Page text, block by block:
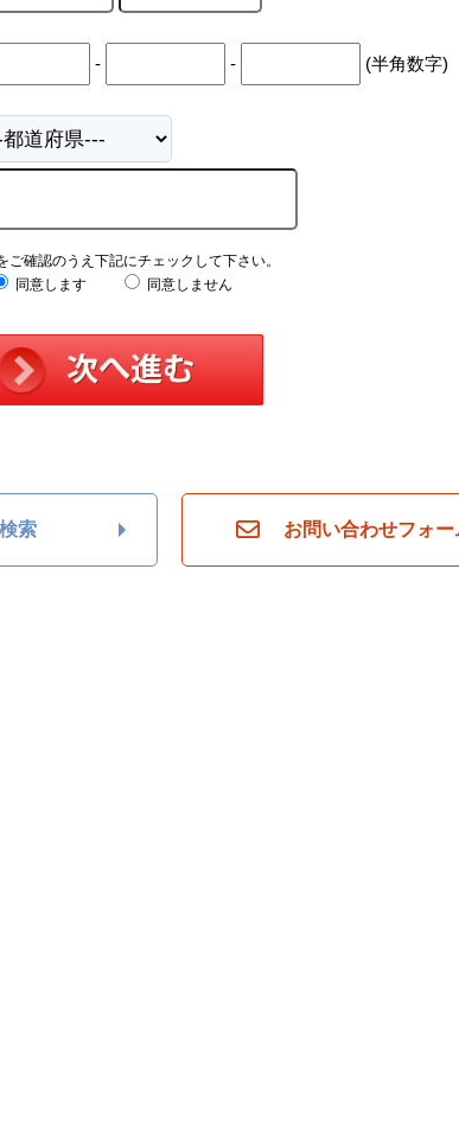
- - (半角数字)
ご確認のうえ下記にチェックして下さい。
同意します
同意しません
索 お問い合わせフォー